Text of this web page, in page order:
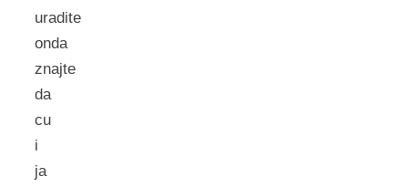
uradite
onda
znajte
da
cu
i
ja